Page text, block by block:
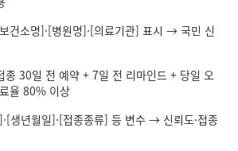
건소명]·[병원명]·[의료기관] 표시 → 국민 신
종 30일 전 예약 + 7일 전 리마인드 + 당일 오
율 80% 이상
생년월일]·[접종종류] 등 변수 → 신뢰도·접종